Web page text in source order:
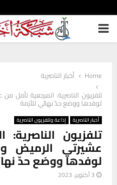
PRIMARY
Home
أخبار الناصرية
تلفزيون الناصرية: المرجعية تأمل
لوفدها ووضع حدّ نهائي للأزمة
أخبار الناصرية إذاعة وتلفزيون الناصرية
تلفزيون
عشيرتي الرميض
لوفدها ووضع حدّ
3 أكتوبر، 2023